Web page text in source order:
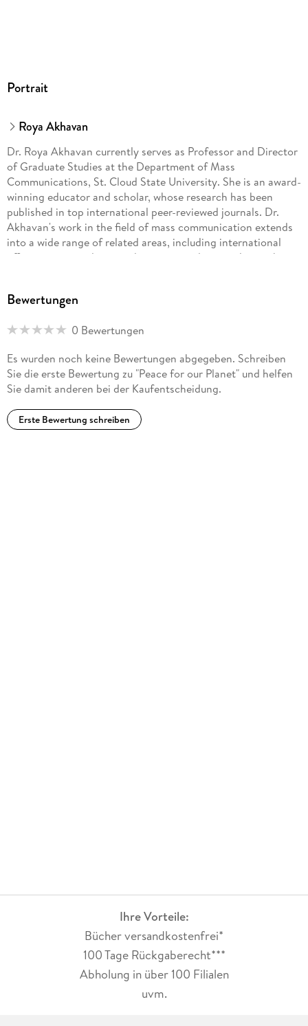
Portrait
Roya Akhavan
Dr. Roya Akhavan currently serves as Professor and Director
of Graduate Studies at the Department of Mass
Communications, St. Cloud State University. She is an award-
winning educator and scholar, whose research has been
published in top international peer-reviewed journals. Dr.
Akhavan's work in the field of mass communication extends
into a wide range of related areas, including international
affairs, peace studies, gender issues, and spirituality in the
Akhavan has lived and worked in four different cultures:
in Minneapolis, Minnesota.
Bewertungen
0 Bewertungen
Es wurden noch keine Bewertungen abgegeben. Schreiben
Sie die erste Bewertung zu "Peace for our Planet" und helfen
Sie damit anderen bei der Kaufentscheidung.
Erste Bewertung schreiben
Ihre Vorteile:
Bücher versandkostenfrei*
100 Tage Rückgaberecht***
Abholung in über 100 Filialen
uvm.